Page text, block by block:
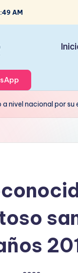
AM
nivel nacional por